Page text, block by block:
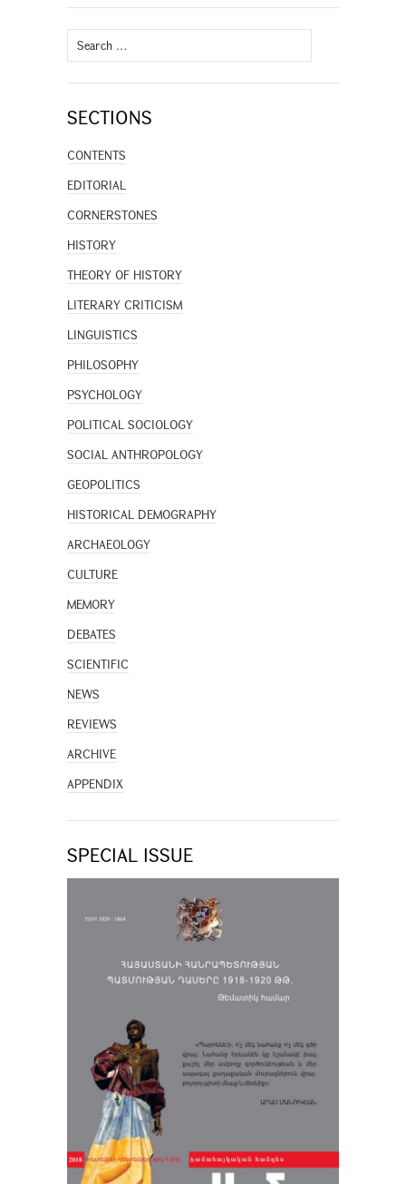
Search
for:
SECTIONS
CONTENTS
EDITORIAL
CORNERSTONES
HISTORY
THEORY OF HISTORY
LITERARY CRITICISM
LINGUISTICS
PHILOSOPHY
PSYCHOLOGY
POLITICAL SOCIOLOGY
SOCIAL ANTHROPOLOGY
GEOPOLITICS
HISTORICAL DEMOGRAPHY
ARCHAEOLOGY
CULTURE
MEMORY
DEBATES
SCIENTIFIC
NEWS
REVIEWS
ARCHIVE
APPENDIX
SPECIAL ISSUE